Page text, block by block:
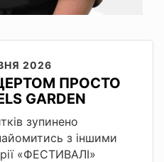
2026
ПРОСТО
GARDEN
зупинено
з іншими
«ФЕСТИВАЛІ»